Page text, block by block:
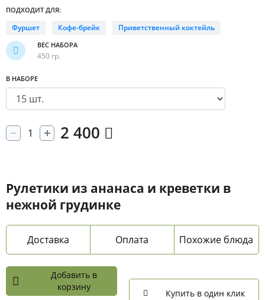
Рулетики из ананаса и креветки в
нежной грудинке
Доставка Оплата Похожие блюда
ПОДХОДИТ ДЛЯ:
Фуршет Кофе-брейк Приветственный коктейль
ВЕС НАБОРА
450 гр.
В НАБОРЕ
2 400
Добавить в
корзину
Купить в один клик